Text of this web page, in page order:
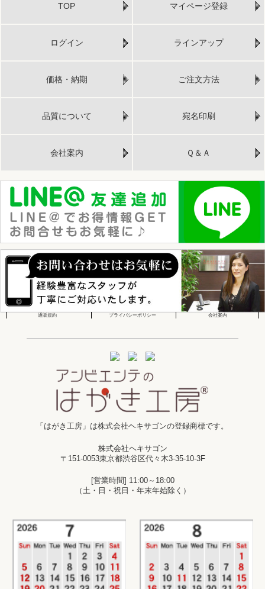
TOP マイページ登録
ログイン ラインアップ
価格・納期 ご注文方法
品質について 宛名印刷
会社案内 Ｑ＆Ａ
通販規約 プライバシーポリシー 会社案内
「はがき工房」は株式会社ヘキサゴンの登録商標です。
株式会社ヘキサゴン
〒151-0053東京都渋谷区代々木3-35-10-3F
[営業時間] 11:00～18:00
（土・日・祝日・年末年始除く）